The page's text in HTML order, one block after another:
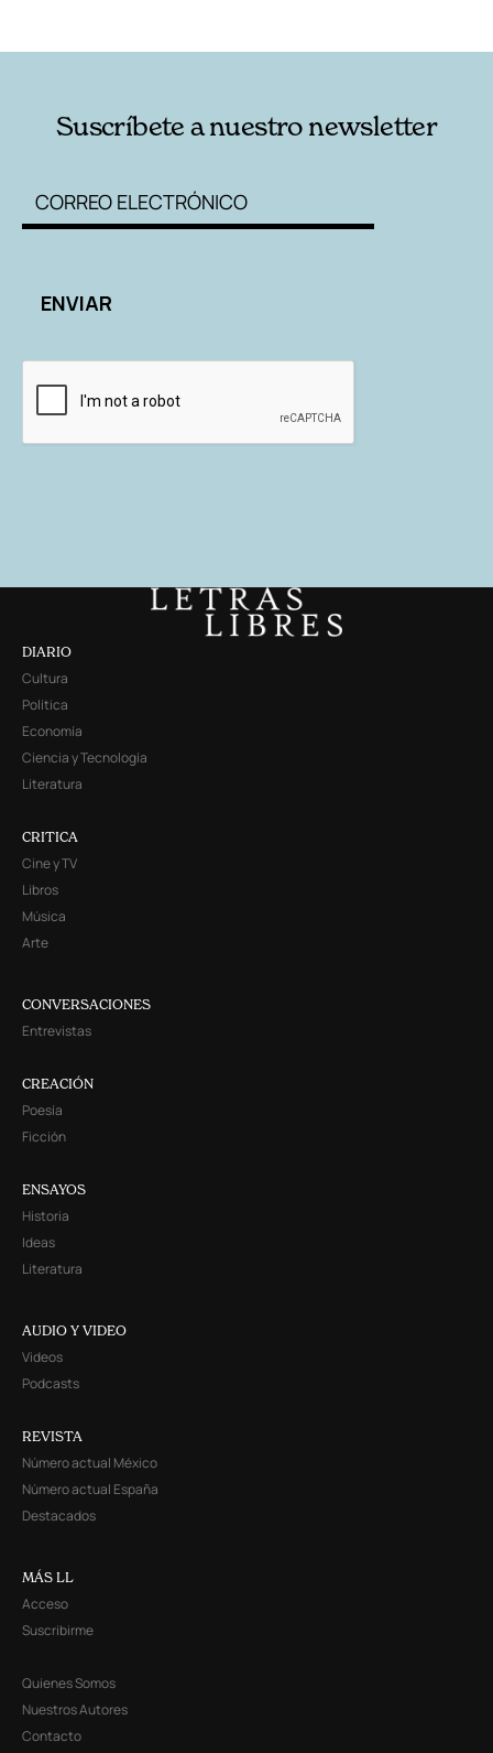
Suscríbete a nuestro newsletter
DIARIO
Cultura
Política
Economía
Ciencia y Tecnología
Literatura
CRITICA
Cine y TV
Libros
Música
Arte
CONVERSACIONES
Entrevistas
CREACIÓN
Poesía
Ficción
ENSAYOS
Historia
Ideas
Literatura
AUDIO Y VIDEO
Videos
Podcasts
REVISTA
Número actual México
Número actual España
Destacados
MÁS LL
Acceso
Suscribirme
Quienes Somos
Nuestros Autores
Contacto